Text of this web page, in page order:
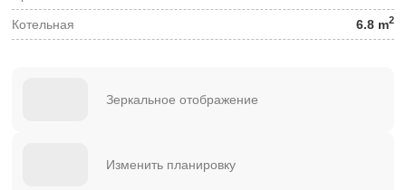
Котельная 6.8 m2
Зеркальное отображение
Изменить планировку